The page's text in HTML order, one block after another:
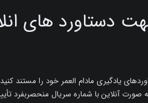
دستاورد های
صورت آنلاین با شماره سریال منحصربفرد